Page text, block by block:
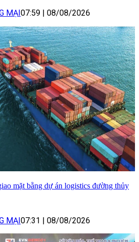
MẠI 07:59 08/08/2026
mặt bằng dự án logistics đường thủy
MẠI 07:31 08/08/2026